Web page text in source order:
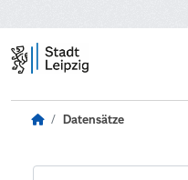
Datensätze